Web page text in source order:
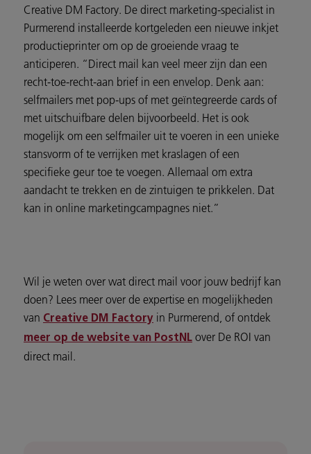
Creative DM Factory. De direct marketing-specialist in
Purmerend installeerde kortgeleden een nieuwe inkjet
productieprinter om op de groeiende vraag te
anticiperen. “Direct mail kan veel meer zijn dan een
recht-toe-recht-aan brief in een envelop. Denk aan:
selfmailers met pop-ups of met geïntegreerde cards of
met uitschuifbare delen bijvoorbeeld. Het is ook
mogelijk om een selfmailer uit te voeren in een unieke
stansvorm of te verrijken met kraslagen of een
specifieke geur toe te voegen. Allemaal om extra
aandacht te trekken en de zintuigen te prikkelen. Dat
kan in online marketingcampagnes niet.”
Wil je weten over wat direct mail voor jouw bedrijf kan
doen? Lees meer over de expertise en mogelijkheden
van Creative DM Factory in Purmerend, of ontdek
meer op de website van PostNL over De ROI van
direct mail.